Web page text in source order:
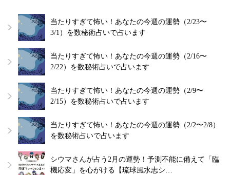
当たりすぎて怖い！あなたの今週の運勢（2/23〜
3/1）を数秘術占いで占います
当たりすぎて怖い！あなたの今週の運勢（2/16〜
2/22）を数秘術占いで占います
当たりすぎて怖い！あなたの今週の運勢（2/9〜
2/15）を数秘術占いで占います
当たりすぎて怖い！あなたの今週の運勢（2/2〜2/8）
を数秘術占いで占います
シウマさんが占う2月の運勢！予測不能に備えて「臨
機応変」を心がける【琉球風水志シ…